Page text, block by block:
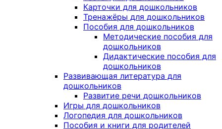
Карточки для дошкольников
Тренажёры для дошкольников
Пособия для дошкольников
Методические пособия для
дошкольников
Дидактические пособия для
дошкольников
Развивающая литература для
дошкольников
Развитие речи дошкольников
Игры для дошкольников
Логопедия для дошкольников
Пособия и книги для родителей